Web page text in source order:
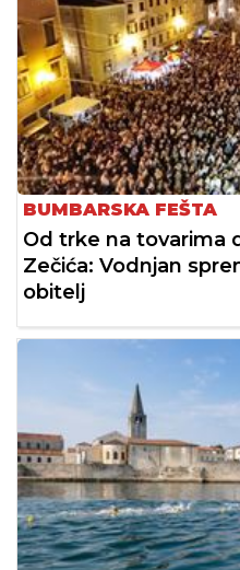
BUMBARSKA FEŠTA
Od trke na tovarima
Zečića: Vodnjan
obitelj